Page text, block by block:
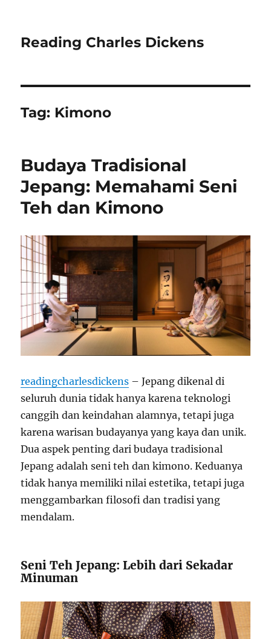
Reading Charles Dickens
Tag: Kimono
Budaya Tradisional
Jepang: Memahami Seni
Teh dan Kimono
readingcharlesdickens – Jepang dikenal di
seluruh dunia tidak hanya karena teknologi
canggih dan keindahan alamnya, tetapi juga
karena warisan budayanya yang kaya dan unik.
Dua aspek penting dari budaya tradisional
Jepang adalah seni teh dan kimono. Keduanya
tidak hanya memiliki nilai estetika, tetapi juga
menggambarkan filosofi dan tradisi yang
mendalam.
Seni Teh Jepang: Lebih dari Sekadar
Minuman